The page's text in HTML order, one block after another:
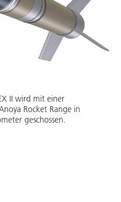
II wird mit einer
Rocket Range in
geschossen.